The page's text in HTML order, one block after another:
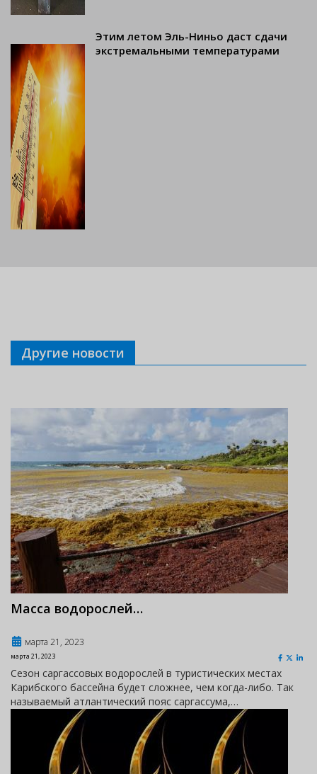
Этим летом Эль-Ниньо даст сдачи
экстремальными температурами
Другие новости
Масса водорослей…
марта 21, 2023
марта 21, 2023
Сезон саргассовых водорослей в туристических местах
Карибского бассейна будет сложнее, чем когда-либо. Так
называемый атлантический пояс саргассума,…